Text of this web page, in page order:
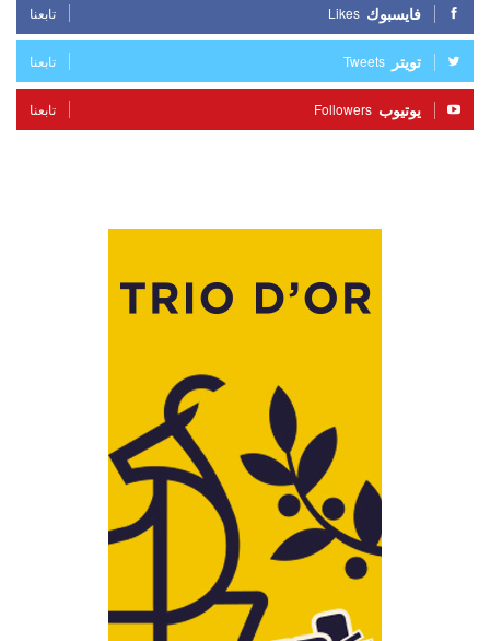
فايسبوك Likes تابعنا
تويتر Tweets تابعنا
يوتيوب Followers تابعنا